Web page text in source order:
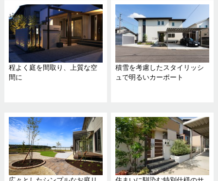
程よく庭を間取り、上質な空
間に
積雪を考慮したスタイリッシ
ュで明るいカーポート